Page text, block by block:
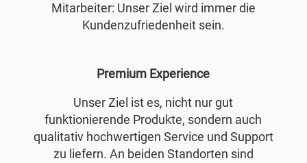
Mitarbeiter: Unser Ziel wird immer die
Kundenzufriedenheit sein.
Premium Experience
Unser Ziel ist es, nicht nur gut
funktionierende Produkte, sondern auch
qualitativ hochwertigen Service und Support
zu liefern. An beiden Standorten sind